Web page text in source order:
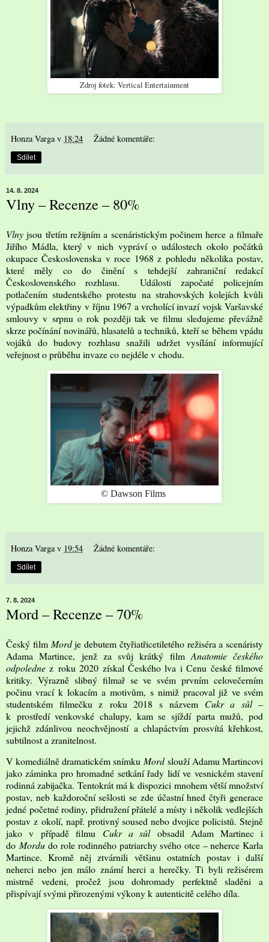
Zdroj fotek: Vertical Entertainment
Honza Varga v 18:24 Žádné komentáře:
Sdílet
14. 8. 2024
Vlny – Recenze – 80%
Vlny jsou třetím režijním a scenáristickým počinem herce a filmaře
Jiřího Mádla, který v nich vypráví o událostech okolo počátků
okupace Československa v roce 1968 z pohledu několika postav,
které měly co do činění s tehdejší zahraniční redakcí
Československého rozhlasu. Události započaté policejním
potlačením studentského protestu na strahovských kolejích kvůli
výpadkům elektřiny v říjnu 1967 a vrcholící invazí vojsk Varšavské
smlouvy v srpnu o rok později tak ve filmu sledujeme převážně
skrze počínání novinářů, hlasatelů a techniků, kteří se během vpádu
vojáků do budovy rozhlasu snažili udržet vysílání informující
veřejnost o průběhu invaze co nejdéle v chodu.
© Dawson Films
Honza Varga v 19:54 Žádné komentáře:
Sdílet
7. 8. 2024
Mord – Recenze – 70%
Český film Mordje debutem čtyřiatřicetiletého režiséra a scenáristy
Adama Martince, jenž za svůj krátký film Anatomie českého
odpoledne z roku 2020 získal Českého lva i Cenu české filmové
kritiky. Výrazně slibný filmař se ve svém prvním celovečerním
počinu vrací k lokacím a motivům, s nimiž pracoval již ve svém
studentském filmečku z roku 2018 s názvem Cukr a sůl–
k prostředí venkovské chalupy, kam se sjíždí parta mužů, pod
jejichž zdánlivou neochvějností a chlapáctvím prosvítá křehkost,
subtilnost a zranitelnost.
V komediálně dramatickém snímkuMordslouží Adamu Martincovi
jako záminka pro hromadné setkání řady lidí ve vesnickém stavení
rodinná zabijačka. Tentokrát má k dispozici mnohem větší množství
postav, neb každoroční sešlosti se zde účastní hned čtyři generace
jedné početné rodiny, přidružení přátelé a místy i několik vedlejších
postav z okolí, např. protivný soused nebo dvojice policistů. Stejně
jako v případě filmu Cukr a sůlobsadil Adam Martinec i
doMordudo role rodinného patriarchy svého otce – neherce Karla
Martince. Kromě něj ztvárnili většinu ostatních postav i další
neherci nebo jen málo známí herci a herečky. Ti byli režisérem
mistrně vedeni, pročež jsou dohromady perfektně sladěni a
přispívají svými přirozenými výkony k autenticitě celého díla.